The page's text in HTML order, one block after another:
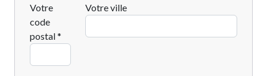
Votre
code
postal *
Votre ville